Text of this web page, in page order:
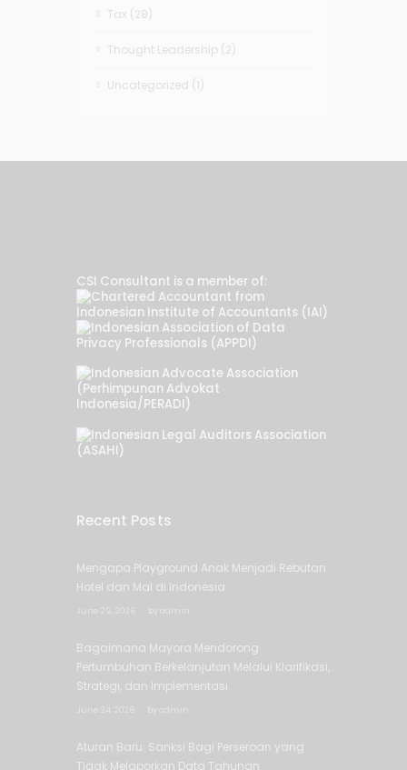
Tax (28)
Thought Leadership (2)
Uncategorized (1)
CSI Consultant is a member of:
Recent Posts
Mengapa Playground Anak Menjadi Rebutan
Hotel dan Mal di Indonesia
by admin
Bagaimana Mayora Mendorong
Pertumbuhan Berkelanjutan Melalui Klarifikasi,
Strategi, dan Implementasi
by admin
Aturan Baru: Sanksi Bagi Perseroan yang
Tidak Melaporkan Data Tahunan